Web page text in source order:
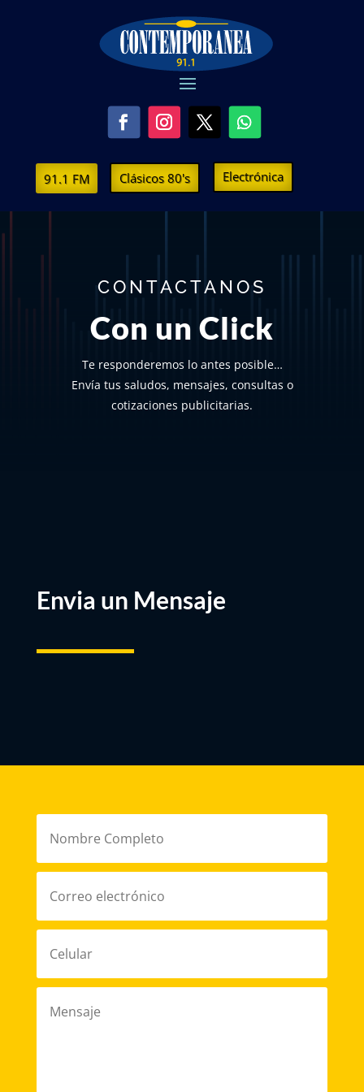
Clásicos 80's
91.1 FM Electrónica
CONTACTANOS
Con un Click
Te responderemos lo antes posible…
Envía tus saludos, mensajes, consultas o
cotizaciones publicitarias.
Envia un Mensaje